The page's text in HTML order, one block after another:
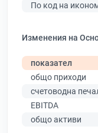
По код на
Изменения на
показател
общо приходи
счетоводна
EBITDA
общо активи